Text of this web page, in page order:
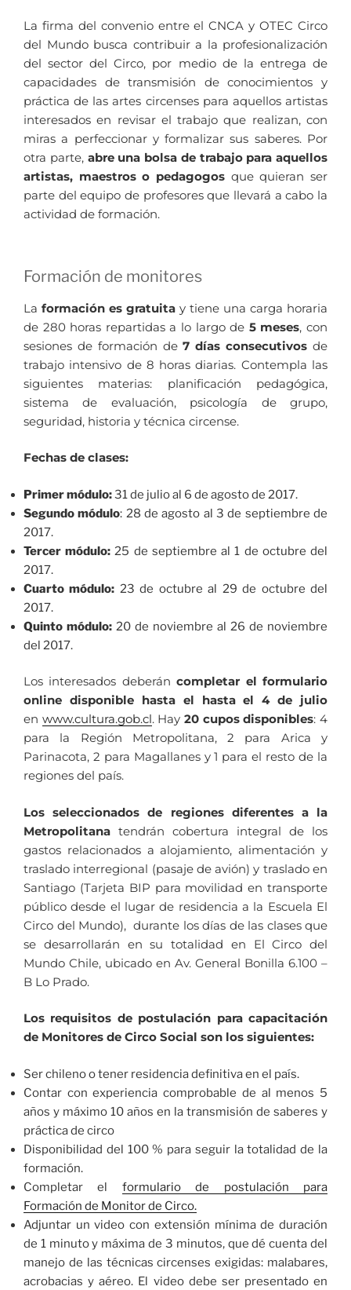
La firma del convenio entre el CNCA y OTEC Circo
del Mundo busca contribuir a la profesionalización
del sector del Circo, por medio de la entrega de
capacidades de transmisión de conocimientos y
práctica de las artes circenses para aquellos artistas
interesados en revisar el trabajo que realizan, con
miras a perfeccionar y formalizar sus saberes. Por
otra parte,abre una bolsa de trabajo para aquellos
artistas, maestros o pedagogos que quieran ser
parte del equipo de profesores que llevará a cabo la
actividad de formación.
Formación de monitores
La formación es gratuita y tiene una carga horaria
de 280 horas repartidas a lo largo de 5 meses, con
sesiones de formación de7 días consecutivos de
trabajo intensivo de 8 horas diarias. Contempla las
siguientes materias: planificación pedagógica,
sistema de evaluación, psicología de grupo,
seguridad, historia y técnica circense.
Fechas de clases:
Primer módulo:31 de julio al 6 de agosto de 2017.
Segundo módulo: 28 de agosto al 3 de septiembre de
2017.
Tercer módulo: 25 de septiembre al 1 de octubre del
2017.
Cuarto módulo: 23 de octubre al 29 de octubre del
2017.
Quinto módulo: 20 de noviembre al 26 de noviembre
del 2017.
Los interesados deberáncompletar el formulario
online disponible hasta el hasta el 4 de julio
en www.cultura.gob.cl. Hay20 cupos disponibles: 4
para la Región Metropolitana, 2 para Arica y
Parinacota, 2 para Magallanes y 1 para el resto de la
regiones del país.
Los seleccionados de regiones diferentes a la
Metropolitana tendrán cobertura integral de los
gastos relacionados a alojamiento, alimentación y
traslado interregional (pasaje de avión) y traslado en
Santiago (Tarjeta BIP para movilidad en transporte
público desde el lugar de residencia a la Escuela El
Circo del Mundo), durante los días de las clases que
se desarrollarán en su totalidad en El Circo del
Mundo Chile, ubicado en Av. General Bonilla 6.100 –
B Lo Prado.
Los requisitos de postulación para capacitación
de Monitores de Circo Social son los siguientes:
Ser chileno o tener residencia definitiva en el país.
Contar con experiencia comprobable de al menos 5
años y máximo 10 años en la transmisión de saberes y
práctica de circo
Disponibilidad del 100 % para seguir la totalidad de la
formación.
Completar el formulario de postulación para
Formación de Monitor de Circo.
Adjuntar un video con extensión mínima de duración
de 1 minuto y máxima de 3 minutos, que dé cuenta del
manejo de las técnicas circenses exigidas: malabares,
acrobacias y aéreo. El video debe ser presentado en